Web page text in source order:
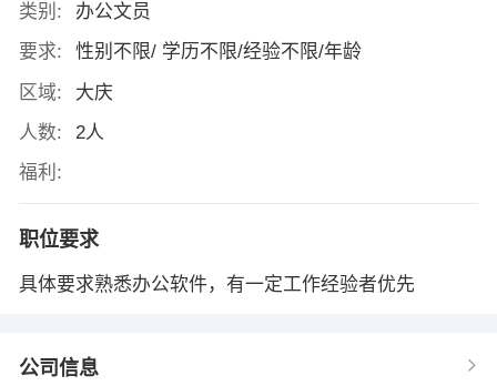
类别:
办公文员
要求:
性别不限/ 学历不限/经验不限/年龄
区域:
大庆
人数:
2人
福利:
职位要求
具体要求熟悉办公软件，有一定工作经验者优先
公司信息